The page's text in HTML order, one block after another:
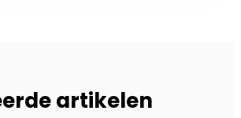
artikelen